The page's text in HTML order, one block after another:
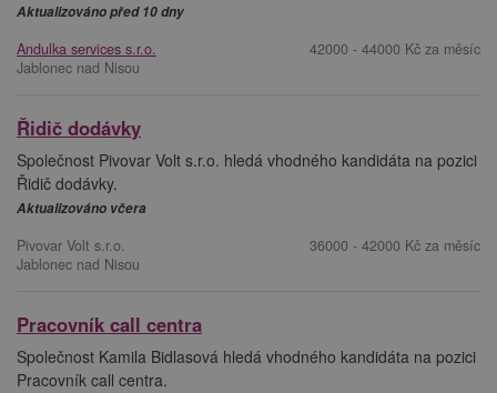
Aktualizováno před 10 dny
Andulka services s.r.o.
Jablonec nad Nisou
42000 - 44000 Kč za měsíc
Řidič dodávky
Společnost Pivovar Volt s.r.o. hledá vhodného kandidáta na pozici
Řidič dodávky.
Aktualizováno včera
Pivovar Volt s.r.o.
Jablonec nad Nisou
36000 - 42000 Kč za měsíc
Pracovník call centra
Společnost Kamila Bidlasová hledá vhodného kandidáta na pozici
Pracovník call centra.